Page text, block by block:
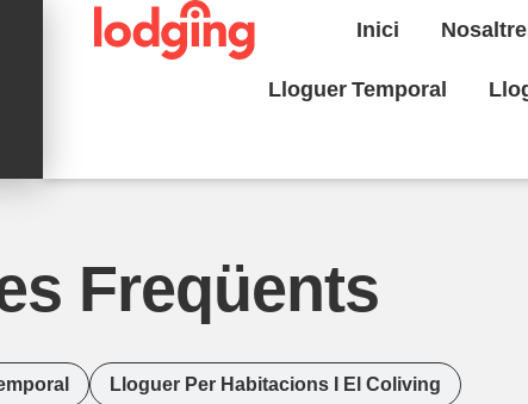
Inici
Lloguer Temporal
Freqüents
Lloguer Per Habitacions I El Coliving